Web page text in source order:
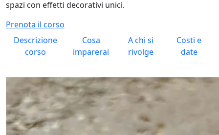
spazi con effetti decorativi unici.
Prenota il corso
Descrizione
corso
Cosa
imparerai
A chi si
rivolge
Costi e
date